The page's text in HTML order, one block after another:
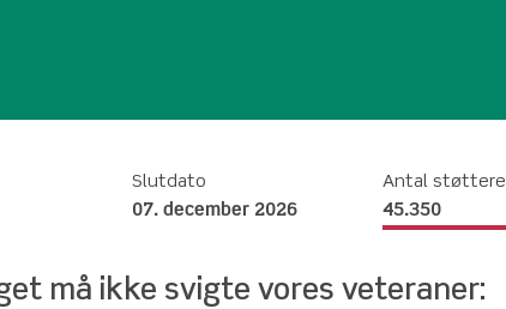
Slutdato
07. december 2026
Antal støttere
45.350
må ikke svigte vores veteraner: